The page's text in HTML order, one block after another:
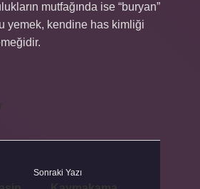
mutfağında ise “buryan”
yemek, kendine has kimliği
Sonraki Yazı